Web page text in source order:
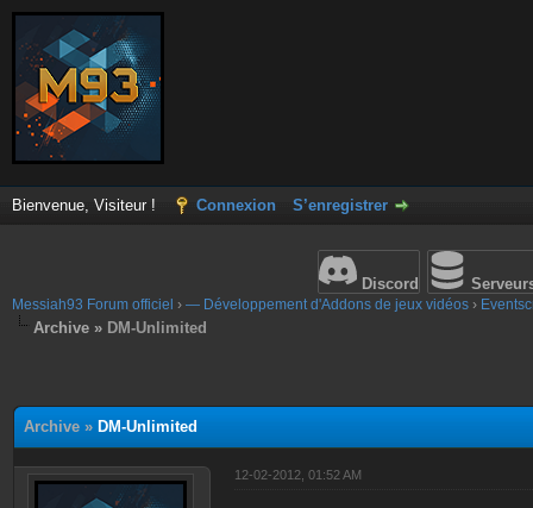
Bienvenue, Visiteur ! Connexion S’enregistrer
Discord
Messiah93 Forum officiel › — Développement d'Addons de jeux vidéos ›
Archive » DM-Unlimited
Archive » DM-Unlimited
12-02-2012, 01:52 AM